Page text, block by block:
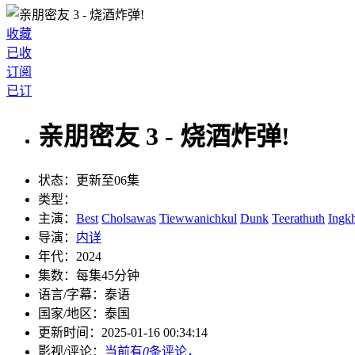
收藏
已收
订阅
已订
亲朋密友 3 - 烧酒炸弹!
状态：
更新至06集
类型：
主演： Best Cholsawas Tiewwanichkul Dunk Teerathuth
导演： 内详
年代： 2024
集数： 每集45分钟
语言/字幕： 泰语
国家/地区： 泰国
更新时间： 2025-01-16 00:34:14
影视/评论：
当前有0条评论，